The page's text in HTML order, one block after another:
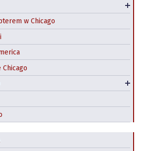
w Chicago
w Chicago
dzielnica Chicago?